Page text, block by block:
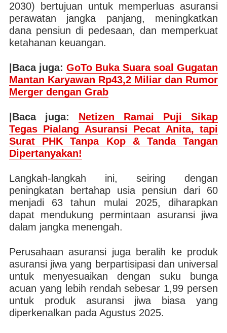
2030) bertujuan untuk memperluas asuransi
perawatan jangka panjang, meningkatkan
dana pensiun di pedesaan, dan memperkuat
ketahanan keuangan.
|Baca juga: GoTo Buka Suara soal Gugatan
Mantan Karyawan Rp43,2 Miliar dan Rumor
Merger dengan Grab
|Baca juga: Netizen Ramai Puji Sikap
Tegas Pialang Asuransi Pecat Anita, tapi
Surat PHK Tanpa Kop & Tanda Tangan
Dipertanyakan!
Langkah-langkah ini, seiring dengan
peningkatan bertahap usia pensiun dari 60
menjadi 63 tahun mulai 2025, diharapkan
dapat mendukung permintaan asuransi jiwa
dalam jangka menengah.
Perusahaan asuransi juga beralih ke produk
asuransi jiwa yang berpartisipasi dan universal
untuk menyesuaikan dengan suku bunga
acuan yang lebih rendah sebesar 1,99 persen
untuk produk asuransi jiwa biasa yang
diperkenalkan pada Agustus 2025.